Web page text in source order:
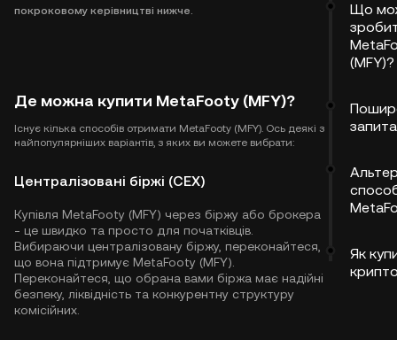
покроковому керівництві нижче.
Де можна купити MetaFooty (MFY)?
Існує кілька способів отримати MetaFooty (MFY). Ось деякі з
найпопулярніших варіантів, з яких ви можете вибрати:
Централізовані біржі (CEX)
Купівля MetaFooty (MFY) через біржу або брокера
- це швидко та просто для початківців.
Вибираючи централізовану біржу, переконайтеся,
що вона підтримує MetaFooty (MFY).
Переконайтеся, що обрана вами біржа має надійні
безпеку, ліквідність та конкурентну структуру
комісійних.
Що
(MFY)?
Як